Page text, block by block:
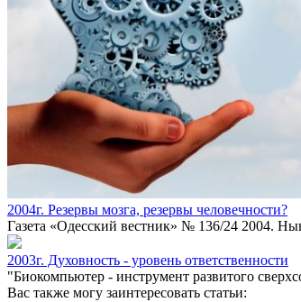
2004г. Резервы мозга, резервы человечности?
Газета «Одесский вестник» № 136/24 2004.
2003г. Духовность - уровень ответственности
"Биокомпьютер - инструмент развитого
Вас также могу заинтересовать статьи: